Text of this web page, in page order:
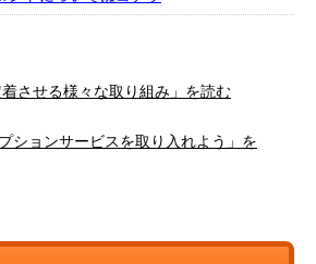
させる様々な取り組み」を読む
ションサービスを取り入れよう」を